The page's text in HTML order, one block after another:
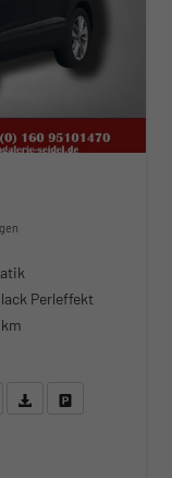
Perleffekt
anfragen
Wir rufen Sie anFahrzeugexposé (PDF)